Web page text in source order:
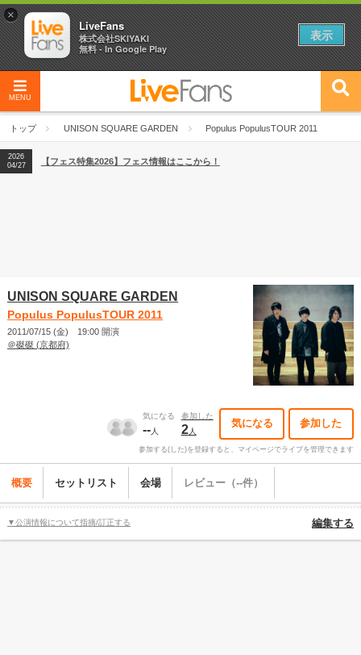
MENU
トップ UNISON SQUARE GARDEN Populus PopulusTOUR 2011
2026
04/27
2026
【ライブ動員ランキング】2026年上半期編発表！
2026
04/27
【フェス特集2026】フェス情報はここから！
UNISON SQUARE GARDEN
Populus PopulusTOUR 2011
2011/07/15 (金) 19:00 開演
＠磔磔 (京都府)
気になる
--人
参加した
2人
気になる 参加した
参加する(した)を登録すると、マイページでライブを管理できます
概要 セットリスト 会場 レビュー（--件）
▼公演情報について指摘/訂正する 編集する
×
LiveFans
株式会社SKIYAKI
無料 - In Google Play
表示